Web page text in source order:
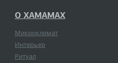
О ХАМАМАХ
Микроклимат
Интерьер
Ритуал